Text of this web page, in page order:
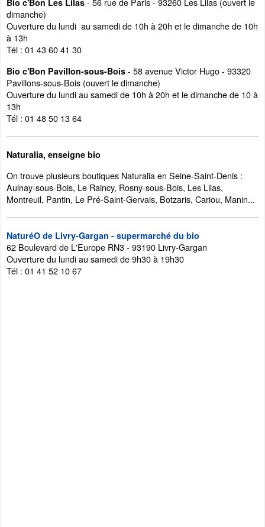
Bio c'Bon Les Lilas
dimanche)
Ouverture du lundi au samedi de 10h à 20h et le dimanche de 10h
à 13h
Tél : 01 43 60 41 30
Bio c'Bon Pavillon-sous-Bois - 58 avenue Victor Hugo - 93320
Pavillons-sous-Bois (ouvert le dimanche)
Ouverture du lundi au samedi de 10h à 20h et le dimanche de 10 à
13h
Tél : 01 48 50 13 64
Naturalia, enseigne bio
On trouve plusieurs boutiques Naturalia en Seine-Saint-Denis :
Aulnay-sous-Bois, Le Raincy, Rosny-sous-Bois, Les Lilas,
Montreuil, Pantin, Le Pré-Saint-Gervais, Botzaris, Cariou, Manin...
NaturéO de Livry-Gargan - supermarché du bio
62 Boulevard de L'Europe RN3 - 93190 Livry-Gargan
Ouverture du lundi au samedi de 9h30 à 19h30
Tél : 01 41 52 10 67